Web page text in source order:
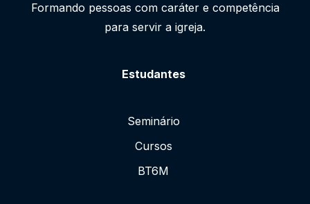
Formando pessoas com caráter e competência
para servir a igreja.
Estudantes
Seminário
Cursos
BT6M